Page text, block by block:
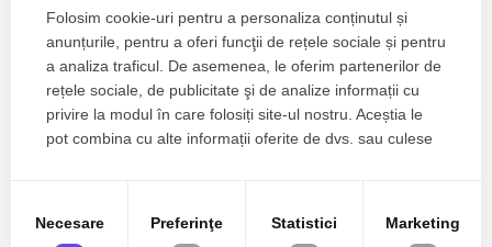
De Închiriat – Apartament 3 Camere | Zona Brătianu
(Școala 8), Constanța
Constanta, Bratianu 330€
Folosim cookie-uri pentru a personaliza conținutul și
anunțurile, pentru a oferi funcţii de rețele sociale și pentru
a analiza traficul. De asemenea, le oferim partenerilor de
rețele sociale, de publicitate şi de analize informații cu
privire la modul în care folosiți site-ul nostru. Aceștia le
pot combina cu alte informații oferite de dvs. sau culese
Necesare Preferinţe Statistici Marketing